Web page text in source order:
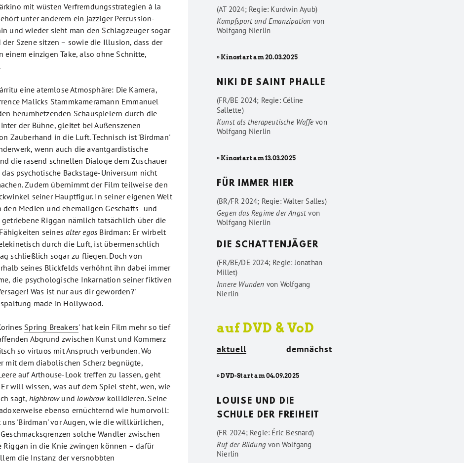
mit wüsten Verfremdungsstrategien à la
unter anderem ein jazziger Percussion-
und wieder sieht man den Schlagzeuger sogar
Szene sitzen – sowie die Illusion, dass der
einem einzigen Take, also ohne Schnitte,
eine atemlose Atmosphäre: Die Kamera,
Malicks Stammkameramann Emmanuel
herumhetzenden Schauspielern durch die
der Bühne, gleitet bei Außenszenen
Zauberhand in die Luft. Technisch ist 'Birdman'
wenn auch die avantgardistische
die rasend schnellen Dialoge dem Zuschauer
psychotische Backstage-Universum nicht
Zudem übernimmt der Film teilweise den
seiner Hauptfigur. In seiner eigenen Welt
Medien und ehemaligen Geschäfts- und
getriebene Riggan nämlich tatsächlich über die
seinesalter egos Birdman: Er wirbelt
durch die Luft, ist übermenschlich
schließlich sogar zu fliegen. Doch von
seines Blickfelds verhöhnt ihn dabei immer
die psychologische Inkarnation seiner fiktiven
Was ist nur aus dir geworden?'
made in Hollywood.
Spring Breakers' hat kein Film mehr so tief
Abgrund zwischen Kunst und Kommerz
so virtuos mit Anspruch verbunden. Wo
mit dem diabolischen Scherz begnügte,
auf Arthouse-Look treffen zu lassen, geht
will wissen, was auf dem Spiel steht, wen, wie
sagt, highbrowundlowbrowkollidieren. Seine
ebenso ernüchternd wie humorvoll:
uns 'Birdman' vor Augen, wie die willkürlichen,
solche Wandler zwischen
Riggan in die Knie zwingen können – dafür
die Instanz der versnobbten
(AT 2024; Regie: Kurdwin Ayub)
Kampfsport und Emanzipation von
Wolfgang Nierlin
» Kinostart am 20.03.2025
NIKI DE SAINT PHALLE
(FR/BE 2024; Regie: Céline
Sallette)
Kunst als therapeutische Waffevon
Wolfgang Nierlin
» Kinostart am 13.03.2025
FÜR IMMER HIER
(BR/FR 2024; Regie: Walter Salles)
Gegen das Regime der Angstvon
Wolfgang Nierlin
DIE SCHATTENJÄGER
(FR/BE/DE 2024; Regie: Jonathan
Millet)
Innere Wunden von Wolfgang
Nierlin
auf DVD & VoD
aktuell demnächst
» DVD-Start am 04.09.2025
LOUISE UND DIE
SCHULE DER FREIHEIT
(FR 2024; Regie: Éric Besnard)
Ruf der Bildungvon Wolfgang
Nierlin